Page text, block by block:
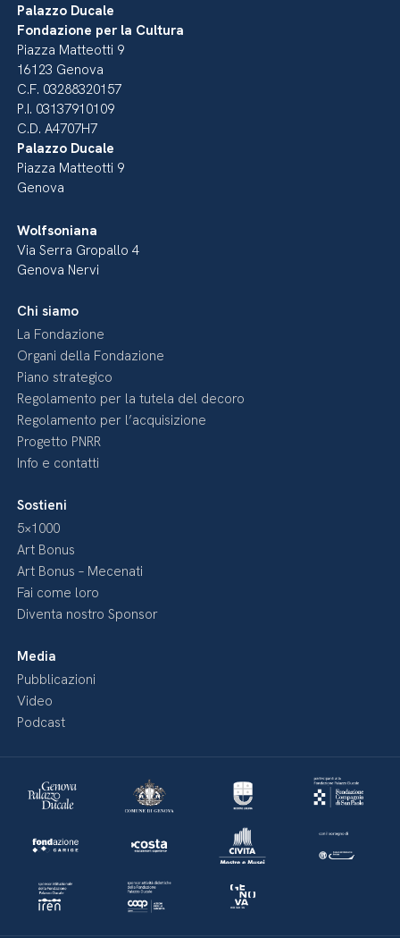
Palazzo Ducale
Fondazione per la Cultura
Piazza Matteotti 9
16123 Genova
C.F. 03288320157
P.I. 03137910109
C.D. A4707H7
Palazzo Ducale
Piazza Matteotti 9
Genova
Wolfsoniana
Via Serra Gropallo 4
Genova Nervi
Chi siamo
La Fondazione
Organi della Fondazione
Piano strategico
Regolamento per la tutela del decoro
Regolamento per l’acquisizione
Progetto PNRR
Info e contatti
Sostieni
5×1000
Art Bonus
Art Bonus – Mecenati
Fai come loro
Diventa nostro Sponsor
Media
Pubblicazioni
Video
Podcast